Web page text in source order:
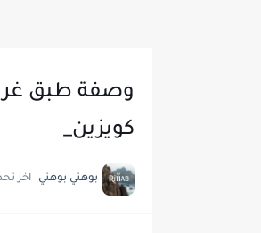
وصفة طبق
كويزين_
بوهني بوهني اخر